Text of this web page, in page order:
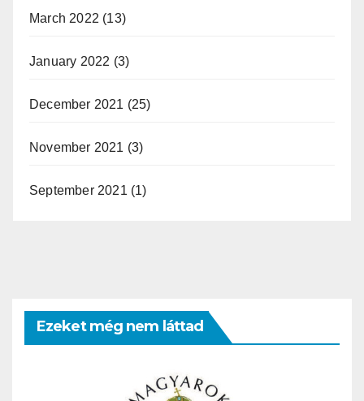
March 2022 (13)
January 2022 (3)
December 2021 (25)
November 2021 (3)
September 2021 (1)
Ezeket még nem láttad